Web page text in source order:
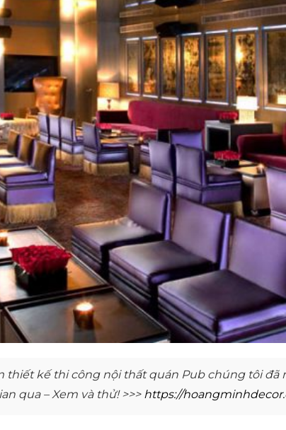
thiết kế thi công nội thất quán Pub chúng tôi
qua – Xem và thử! >>> https://